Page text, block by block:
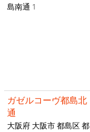
島南通 1
ガゼルコーヴ都島北
通
大阪府 大阪市 都島区 都